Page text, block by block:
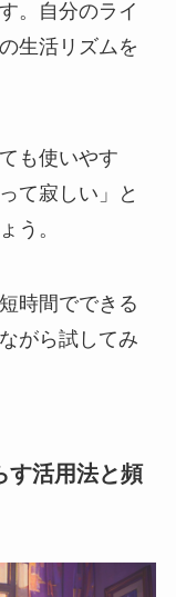
。自分のライ
生活リズムを
も使いやす
て寂しい」と
う。
時間でできる
がら試してみ
す活用法と頻